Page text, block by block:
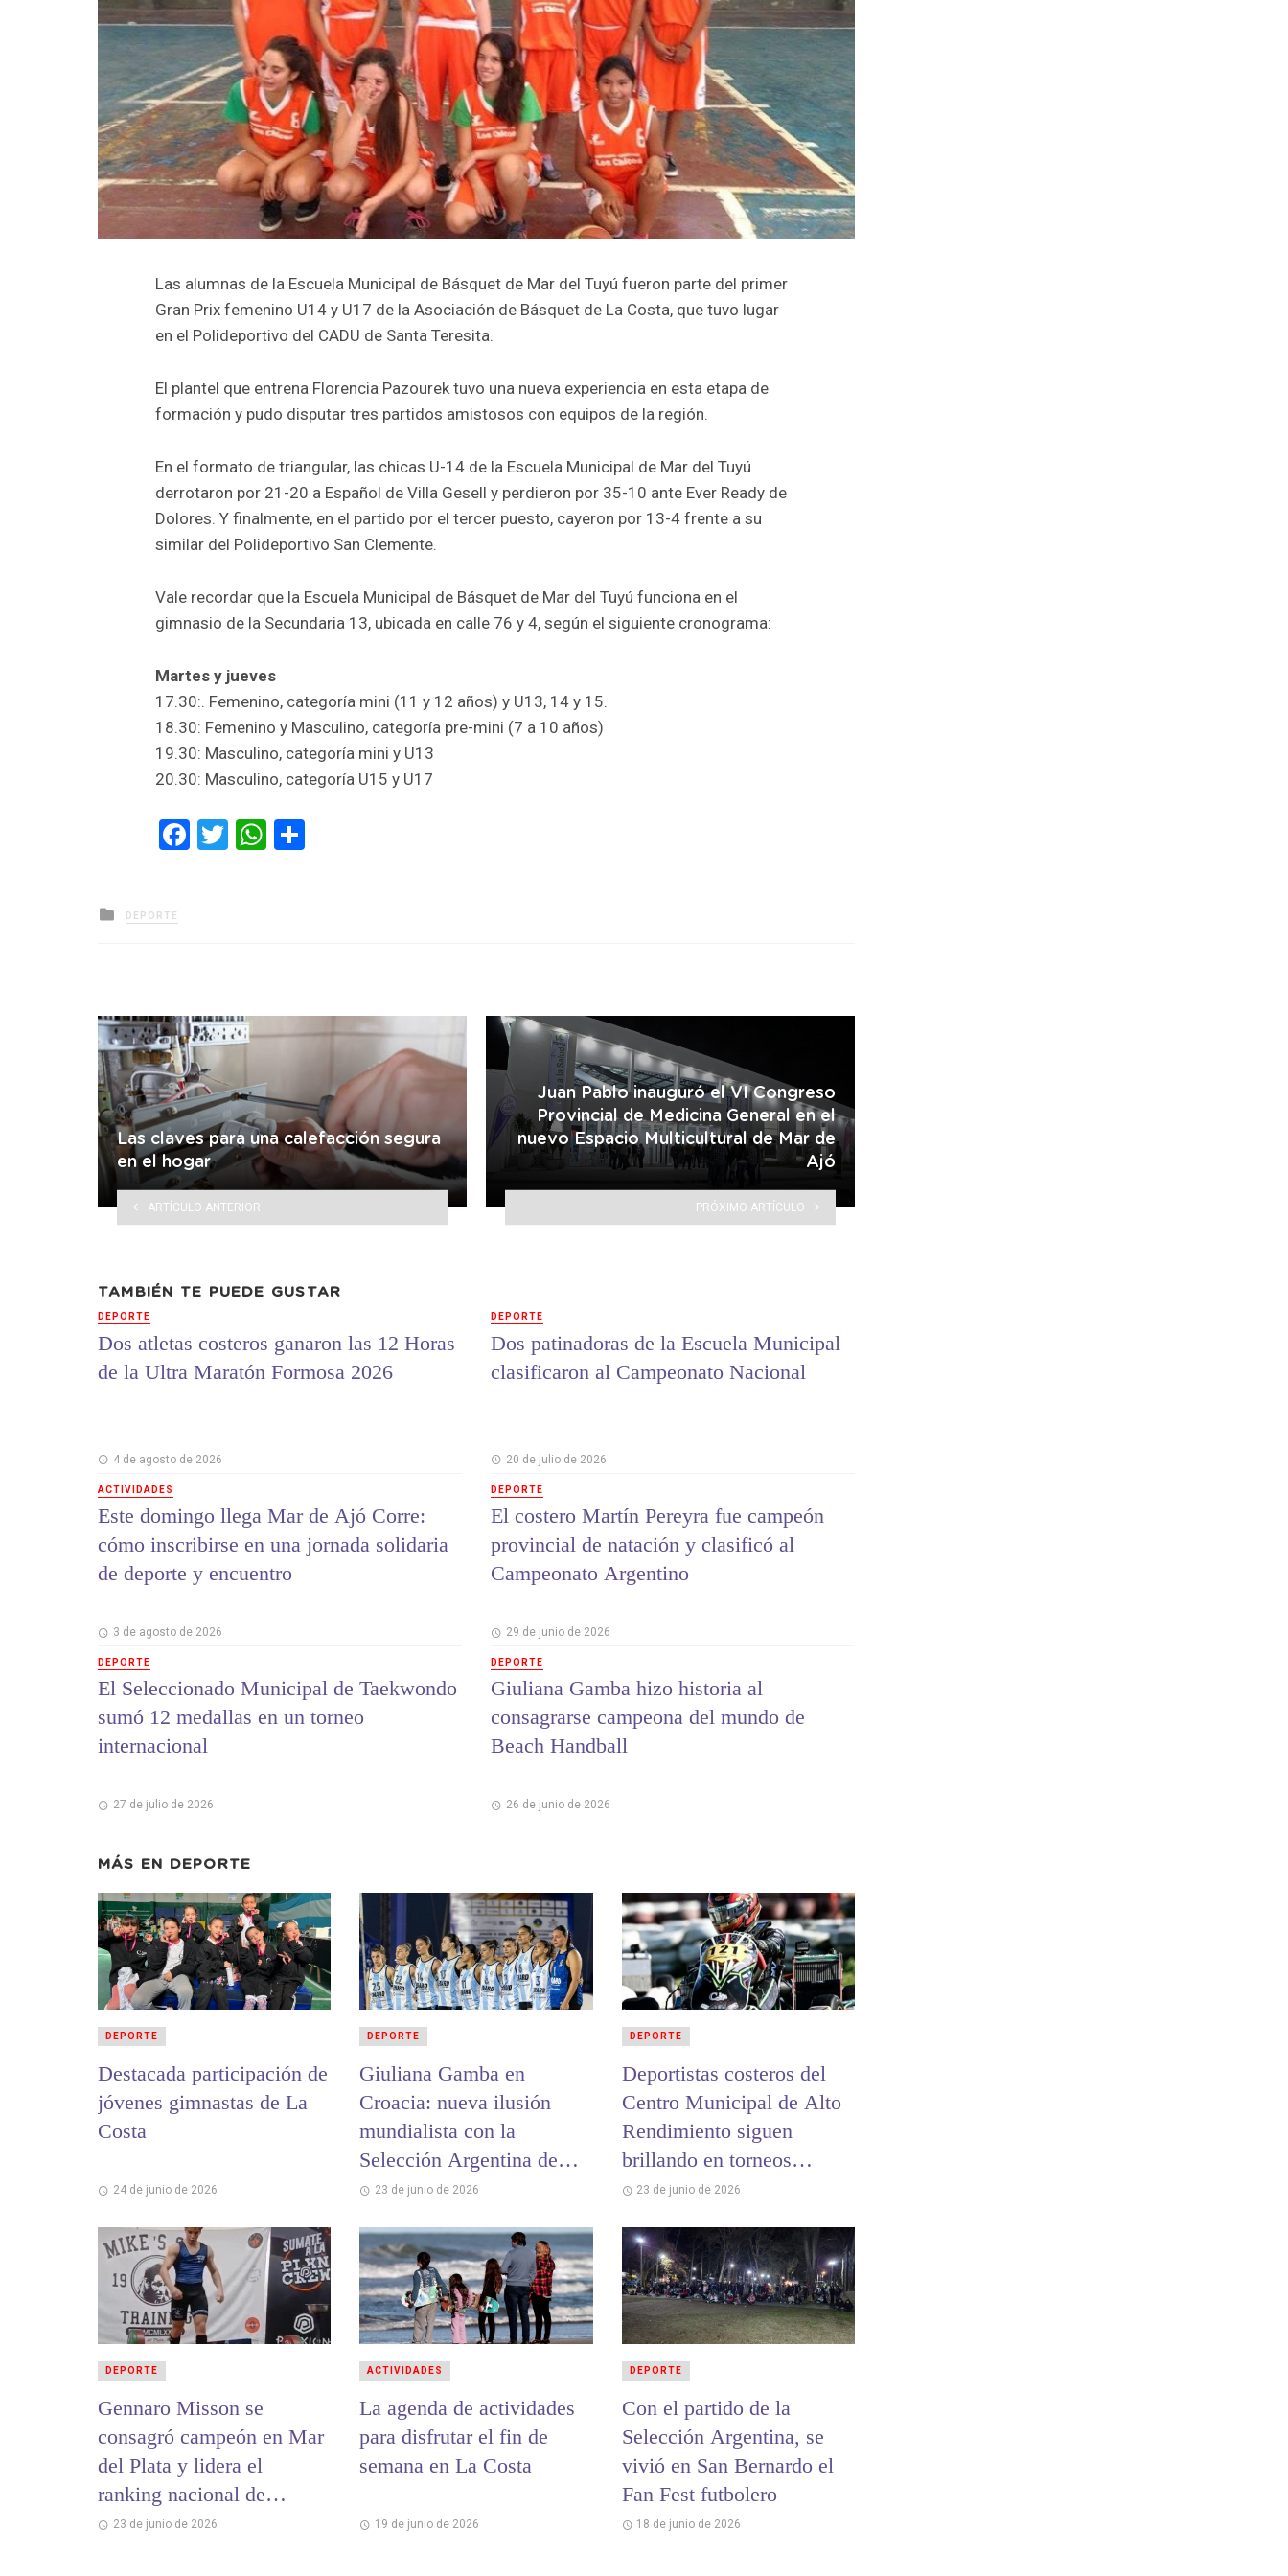
Las alumnas de la Escuela Municipal de Básquet de Mar del Tuyú fueron parte del primer
Gran Prix femenino U14 y U17 de la Asociación de Básquet de La Costa, que tuvo lugar
en el Polideportivo del CADU de Santa Teresita.
El plantel que entrena Florencia Pazourek tuvo una nueva experiencia en esta etapa de
formación y pudo disputar tres partidos amistosos con equipos de la región.
En el formato de triangular, las chicas U-14 de la Escuela Municipal de Mar del Tuyú
derrotaron por 21-20 a Español de Villa Gesell y perdieron por 35-10 ante Ever Ready de
Dolores. Y finalmente, en el partido por el tercer puesto, cayeron por 13-4 frente a su
similar del Polideportivo San Clemente.
Vale recordar que la Escuela Municipal de Básquet de Mar del Tuyú funciona en el
gimnasio de la Secundaria 13, ubicada en calle 76 y 4, según el siguiente cronograma:
Martes y jueves
17.30:. Femenino, categoría mini (11 y 12 años) y U13, 14 y 15.
18.30: Femenino y Masculino, categoría pre-mini (7 a 10 años)
19.30: Masculino, categoría mini y U13
20.30: Masculino, categoría U15 y U17
Facebook
TwitterWhatsApp
Posted
in
DEPORTE
Las claves para una calefacción segura
en el hogar
ARTÍCULO ANTERIOR
Juan Pablo inauguró el VI Congreso
Provincial de Medicina General en el
nuevo Espacio Multicultural de Mar de
Ajó
PRÓXIMO ARTÍCULO
TAMBIÉN TE PUEDE GUSTAR
DEPORTE
Dos atletas costeros ganaron las 12 Horas
de la Ultra Maratón Formosa 2026
4 de agosto de 2026
ACTIVIDADES
Este domingo llega Mar de Ajó Corre:
cómo inscribirse en una jornada solidaria
de deporte y encuentro
3 de agosto de 2026
DEPORTE
El Seleccionado Municipal de Taekwondo
sumó 12 medallas en un torneo
internacional
27 de julio de 2026
DEPORTE
Dos patinadoras de la Escuela Municipal
clasificaron al Campeonato Nacional
20 de julio de 2026
DEPORTE
El costero Martín Pereyra fue campeón
provincial de natación y clasificó al
Campeonato Argentino
29 de junio de 2026
DEPORTE
Giuliana Gamba hizo historia al
consagrarse campeona del mundo de
Beach Handball
26 de junio de 2026
MÁS EN DEPORTE
Destacada participación de
jóvenes gimnastas de La
Costa
24 de junio de 2026
DEPORTE
Giuliana Gamba en
Croacia: nueva ilusión
mundialista con la
Selección Argentina de
Beach Handball
23 de junio de 2026
DEPORTE
Deportistas costeros del
Centro Municipal de Alto
Rendimiento siguen
brillando en torneos
nacionales e
23 de junio de 2026
DEPORTE
Gennaro Misson se
consagró campeón en Mar
del Plata y lidera el
ranking nacional de
Levantamiento Olímpico
23 de junio de 2026
DEPORTE
La agenda de actividades
para disfrutar el fin de
semana en La Costa
19 de junio de 2026
ACTIVIDADES
Con el partido de la
Selección Argentina, se
vivió en San Bernardo el
Fan Fest futbolero
18 de junio de 2026
DEPORTE